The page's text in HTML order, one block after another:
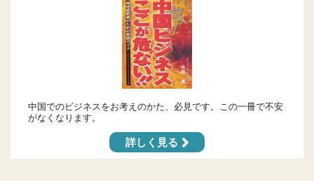
中国でのビジネスをお考えのかた、必見です。この一冊で不安
がなくなります。
詳しく見る